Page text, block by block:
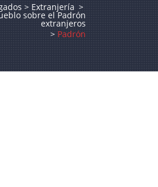
>Extranjería >
sobre el Padrón
extranjeros
>Padrón